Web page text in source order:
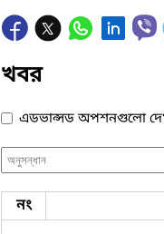
খবর
এডভান্সড অপশনগুলো
নং